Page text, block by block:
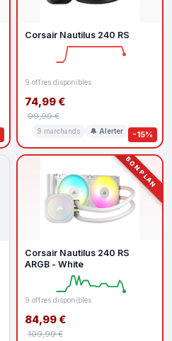
-15%
Corsair Nautilus 240 RS
9 offres disponibles
74,99 €
99,99 €
9 marchands 🔔 Alerter
BON PLAN
Corsair Nautilus 240 RS
ARGB - White
9 offres disponibles
84,99 €
109,99 €